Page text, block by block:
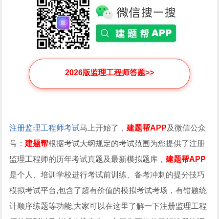
2026版监理工程师答题>>
注册监理工程师考试马上开始了，建题帮APP及微信公众
号：建题帮根据考试大纲规定的考试范围为您提供了注册
监理工程师的历年考试真题及最新模拟题库，建题帮APP
是个人、培训学校进行考试前训练、备考冲刺的提分技巧
模拟考试平台,包含了超有价值的模拟考试考场，有错题统
计顺序练题等功能,大家可以在这里了解一下注册监理工程